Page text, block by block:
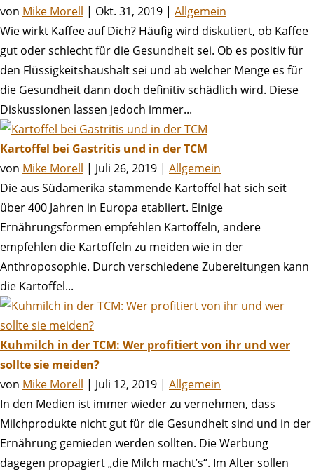
von Mike Morell | Okt. 31, 2019 | Allgemein
Wie wirkt Kaffee auf Dich? Häufig wird diskutiert, ob Kaffee
gut oder schlecht für die Gesundheit sei. Ob es positiv für
den Flüssigkeitshaushalt sei und ab welcher Menge es für
die Gesundheit dann doch definitiv schädlich wird. Diese
Diskussionen lassen jedoch immer...
Kartoffel bei Gastritis und in der TCM
von Mike Morell | Juli 26, 2019 | Allgemein
Die aus Südamerika stammende Kartoffel hat sich seit
über 400 Jahren in Europa etabliert. Einige
Ernährungsformen empfehlen Kartoffeln, andere
empfehlen die Kartoffeln zu meiden wie in der
Anthroposophie. Durch verschiedene Zubereitungen kann
die Kartoffel...
Kuhmilch in der TCM: Wer profitiert von ihr und wer
sollte sie meiden?
von Mike Morell | Juli 12, 2019 | Allgemein
In den Medien ist immer wieder zu vernehmen, dass
Milchprodukte nicht gut für die Gesundheit sind und in der
Ernährung gemieden werden sollten. Die Werbung
dagegen propagiert „die Milch macht’s“. Im Alter sollen